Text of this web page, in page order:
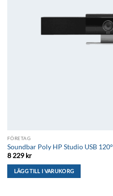
FÖRETAG
Soundbar Poly HP Studio USB 120°
8 229 kr
LÄGG TILL I VARUKORG